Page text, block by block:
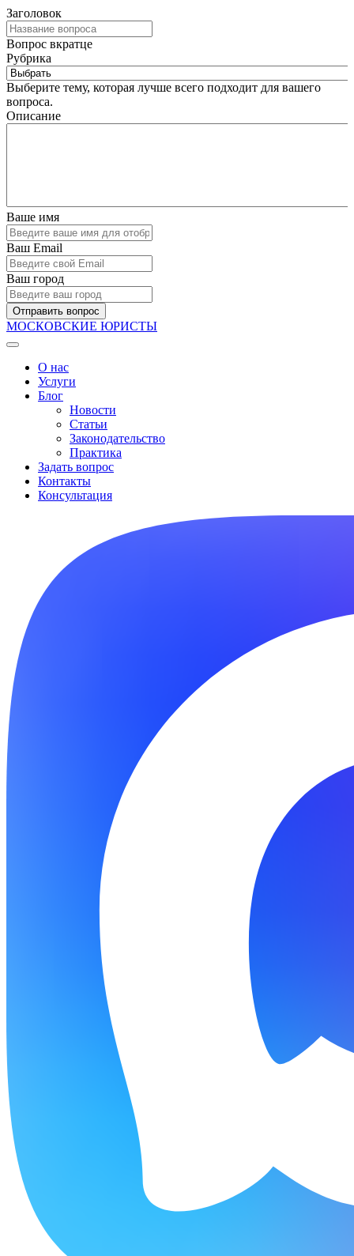
Заголовок
Вопрос вкратце
Рубрика
Выберите тему, которая лучше всего подходит для вашего
вопроса.
Описание
Ваше имя
Ваш Email
Ваш город
Отправить вопрос
МОСКОВСКИЕ ЮРИСТЫ
О нас
Услуги
Блог
Новости
Статьи
Законодательство
Практика
Задать вопрос
Контакты
Консультация